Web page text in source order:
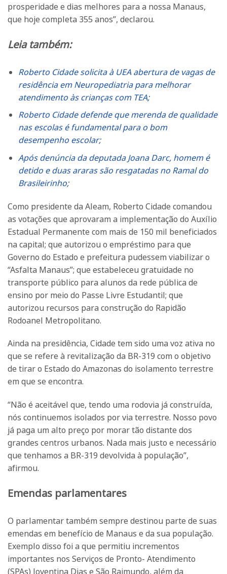
prosperidade e dias melhores para a nossa Manaus,
que hoje completa 355 anos”, declarou.
Leia também:
Roberto Cidade solicita à UEA abertura de vagas de
residência em Neuropediatria para melhorar
atendimento às crianças com TEA;
Roberto Cidade defende que merenda de qualidade
nas escolas é fundamental para o bom
desempenho escolar;
Após denúncia da deputada Joana Darc, homem é
detido e duas araras são resgatadas no Ramal do
Brasileirinho;
Como presidente da Aleam, Roberto Cidade comandou
as votações que aprovaram a implementação do Auxílio
Estadual Permanente com mais de 150 mil beneficiados
na capital; que autorizou o empréstimo para que
Governo do Estado e prefeitura pudessem viabilizar o
“Asfalta Manaus”; que estabeleceu gratuidade no
transporte público para alunos da rede pública de
ensino por meio do Passe Livre Estudantil; que
autorizou recursos para construção do Rapidão
Rodoanel Metropolitano.
Ainda na presidência, Cidade tem sido uma voz ativa no
que se refere à revitalização da BR-319 com o objetivo
de tirar o Estado do Amazonas do isolamento terrestre
em que se encontra.
“Não é aceitável que, tendo uma rodovia já construída,
nós continuemos isolados por via terrestre. Nosso povo
já paga um alto preço por morar tão distante dos
grandes centros urbanos. Nada mais justo e necessário
que tenhamos a BR-319 devolvida à população”,
afirmou.
Emendas parlamentares
O parlamentar também sempre destinou parte de suas
emendas em benefício de Manaus e da sua população.
Exemplo disso foi a que permitiu incrementos
importantes nos Serviços de Pronto- Atendimento
(SPAs) Joventina Dias e São Raimundo, além da